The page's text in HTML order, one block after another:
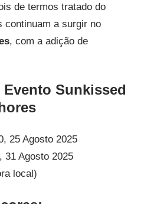
de termos tratado do
continuam a surgir no
, com a adição de
Evento Sunkissed
25 Agosto 2025
31 Agosto 2025
local)